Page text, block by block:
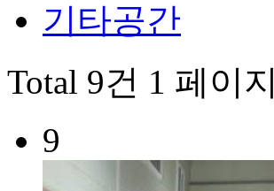
기타공간
Total 9건 1 페이지
9